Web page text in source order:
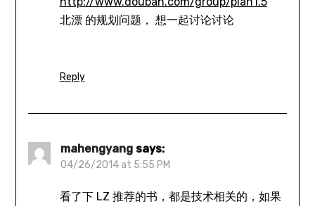
北漂 的规划问题， 想一起讨论讨论
Reply
mahengyang says:
04/26/2014 at 5:55 PM
看了下 LZ 推荐的书，都是技术相关的，如果